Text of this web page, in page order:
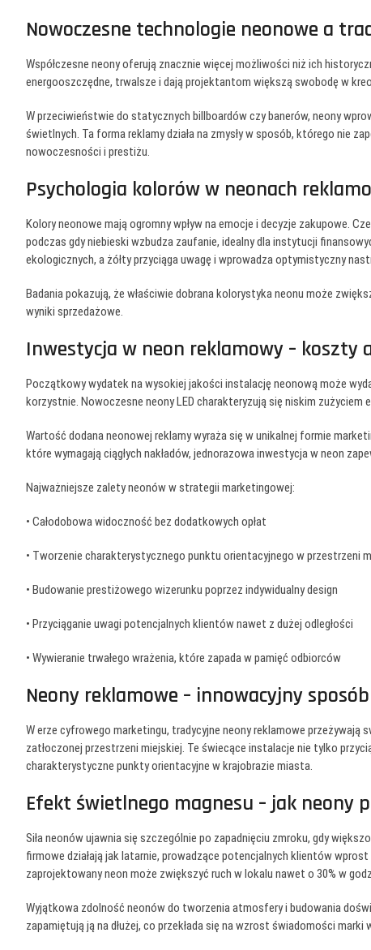
Nowoczesne technologie neonowe a
Współczesne neony oferują znacznie więcej możliwości niż ich
energooszczędne, trwalsze i dają projektantom większą swobodę w
W przeciwieństwie do statycznych billboardów czy banerów, neony
świetlnych. Ta forma reklamy działa na zmysły w sposób, którego nie
nowoczesności i prestiżu.
Psychologia kolorów w neonach
Kolory neonowe mają ogromny wpływ na emocje i decyzje zakupowe.
podczas gdy niebieski wzbudza zaufanie, idealny dla instytucji
ekologicznych, a żółty przyciąga uwagę i wprowadza optymistyczny
Badania pokazują, że właściwie dobrana kolorystyka neonu może
wyniki sprzedażowe.
Inwestycja w neon reklamowy – koszty
Początkowy wydatek na wysokiej jakości instalację neonową może
korzystnie. Nowoczesne neony LED charakteryzują się niskim
Wartość dodana neonowej reklamy wyraża się w unikalnej formie
które wymagają ciągłych nakładów, jednorazowa inwestycja w neon
Najważniejsze zalety neonów w strategii marketingowej:
• Całodobowa widoczność bez dodatkowych opłat
• Tworzenie charakterystycznego punktu orientacyjnego w przestrzeni
• Budowanie prestiżowego wizerunku poprzez indywidualny design
• Przyciąganie uwagi potencjalnych klientów nawet z dużej odległości
• Wywieranie trwałego wrażenia, które zapada w pamięć odbiorców
Neony reklamowe – innowacyjny
W erze cyfrowego marketingu, tradycyjne neony reklamowe
zatłoczonej przestrzeni miejskiej. Te świecące instalacje nie tylko
charakterystyczne punkty orientacyjne w krajobrazie miasta.
Efekt świetlnego magnesu – jak neony
Siła neonów ujawnia się szczególnie po zapadnięciu zmroku, gdy
firmowe działają jak latarnie, prowadzące potencjalnych klientów
zaprojektowany neon może zwiększyć ruch w lokalu nawet o 30% w
Wyjątkowa zdolność neonów do tworzenia atmosfery i budowania
zapamiętują ją na dłużej, co przekłada się na wzrost świadomości marki